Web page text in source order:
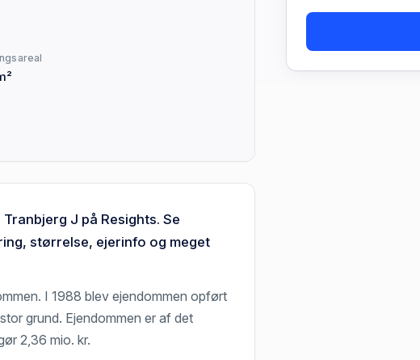
J på Resights. Se
størrelse, ejerinfo og meget
I 1988 blev ejendommen opført
grund. Ejendommen er af det
2,36 mio. kr.